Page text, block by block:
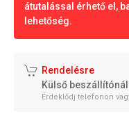
átutalással érhető el,
lehetőség.
Rendelésre
Külső
Érdeklődj telefonon